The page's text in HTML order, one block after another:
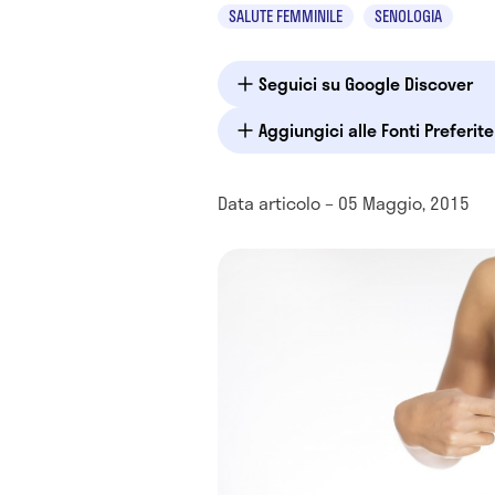
SALUTE FEMMINILE SENOLOGIA
Seguici su Google Discover
Aggiungici alle Fonti
Data articolo – 05 Maggio, 2015